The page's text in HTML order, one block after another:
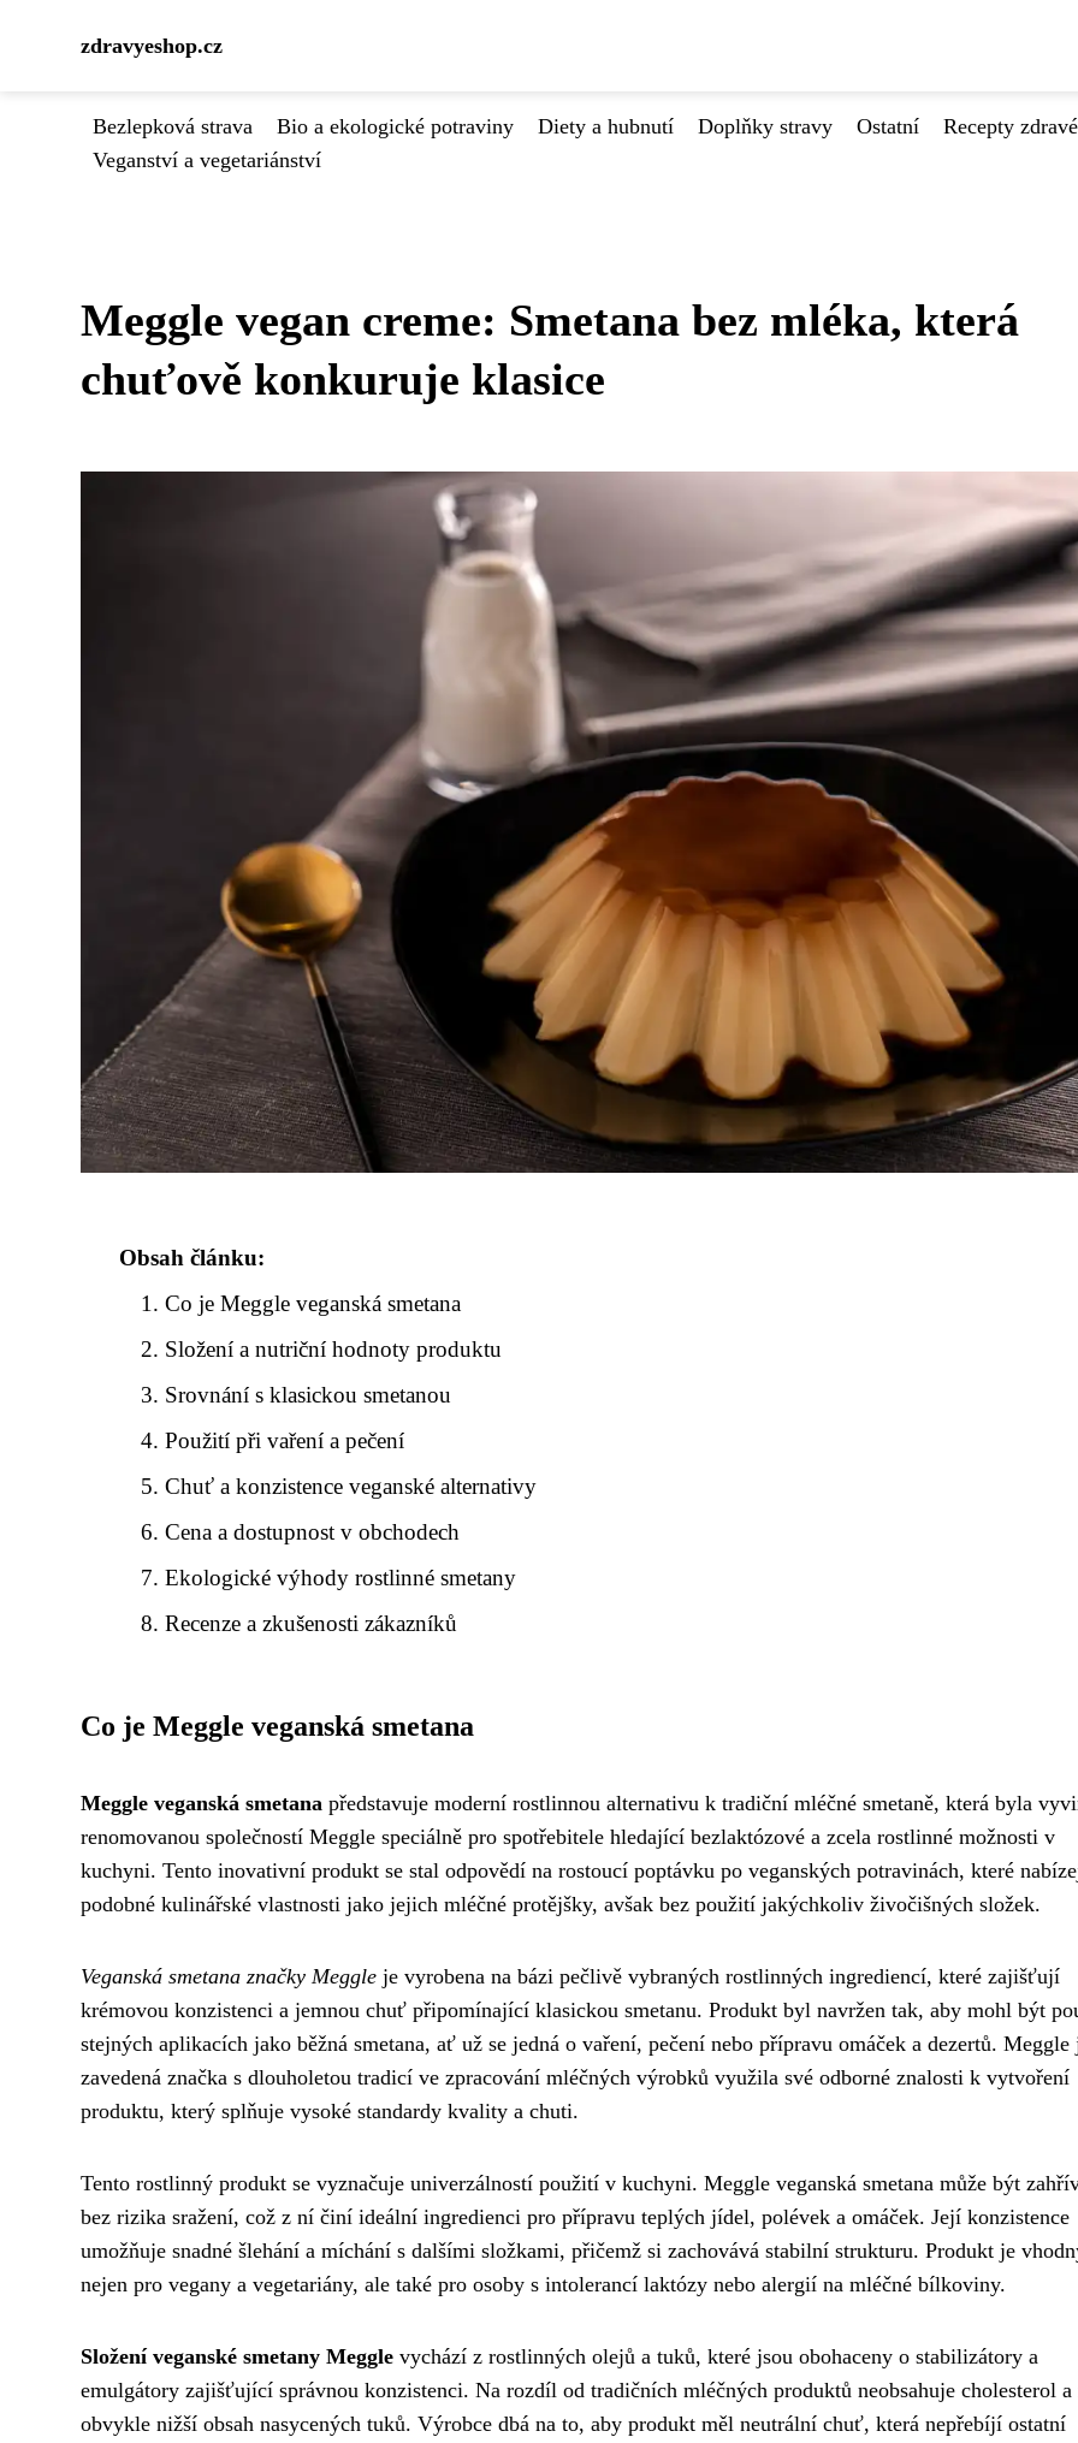
zdravyeshop.cz
Bezlepková strava Bio a ekologické potraviny Diety a hubnutí Doplňky stravy Ostatní Recepty
Veganství a vegetariánství
Meggle vegan creme: Smetana bez mléka, která
chuťově konkuruje klasice
Obsah článku:
Co je Meggle veganská smetana
Složení a nutriční hodnoty produktu
Srovnání s klasickou smetanou
Použití při vaření a pečení
Chuť a konzistence veganské alternativy
Cena a dostupnost v obchodech
Ekologické výhody rostlinné smetany
Recenze a zkušenosti zákazníků
Co je Meggle veganská smetana
Meggle veganská smetana představuje moderní rostlinnou alternativu k tradiční mléčné smetaně, která byla
renomovanou společností Meggle speciálně pro spotřebitele hledající bezlaktózové a zcela rostlinné možnosti v
kuchyni. Tento inovativní produkt se stal odpovědí na rostoucí poptávku po veganských potravinách, které
podobné kulinářské vlastnosti jako jejich mléčné protějšky, avšak bez použití jakýchkoliv živočišných složek.
Veganská smetana značky Meggle je vyrobena na bázi pečlivě vybraných rostlinných ingrediencí, které zajišťují
krémovou konzistenci a jemnou chuť připomínající klasickou smetanu. Produkt byl navržen tak, aby mohl být
stejných aplikacích jako běžná smetana, ať už se jedná o vaření, pečení nebo přípravu omáček a dezertů. Meggle
zavedená značka s dlouholetou tradicí ve zpracování mléčných výrobků využila své odborné znalosti k vytvoření
produktu, který splňuje vysoké standardy kvality a chuti.
Tento rostlinný produkt se vyznačuje univerzálností použití v kuchyni. Meggle veganská smetana může být
bez rizika sražení, což z ní činí ideální ingredienci pro přípravu teplých jídel, polévek a omáček. Její konzistence
umožňuje snadné šlehání a míchání s dalšími složkami, přičemž si zachovává stabilní strukturu. Produkt je
nejen pro vegany a vegetariány, ale také pro osoby s intolerancí laktózy nebo alergií na mléčné bílkoviny.
Složení veganské smetany Meggle vychází z rostlinných olejů a tuků, které jsou obohaceny o stabilizátory a
emulgátory zajišťující správnou konzistenci. Na rozdíl od tradičních mléčných produktů neobsahuje cholesterol a
obvykle nižší obsah nasycených tuků. Výrobce dbá na to, aby produkt měl neutrální chuť, která nepřebíjí ostatní